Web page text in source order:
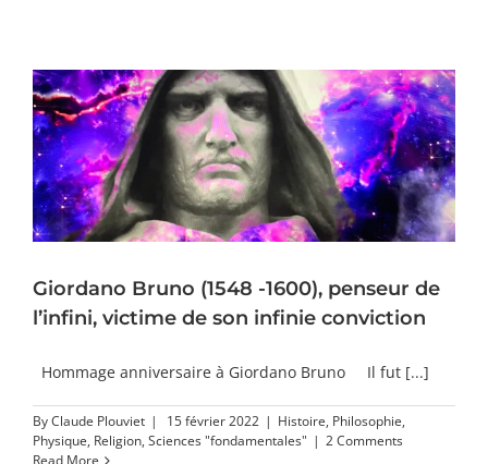
Giordano Bruno (1548 -1600), penseur de
l’infini, victime de son infinie conviction
Hommage anniversaire à Giordano Bruno Il fut [...]
ByClaude Plouviet | 15 février 2022 | Histoire, Philosophie,
Physique, Religion, Sciences "fondamentales" | 2 Comments